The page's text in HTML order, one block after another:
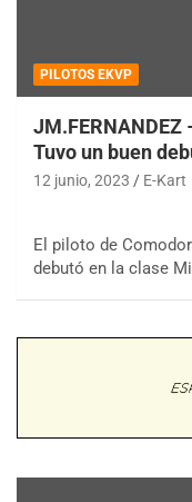
PILOTOS EKVP
JM.FERNANDEZ
Tuvo un buen
12 junio, 2023 E-Kart
El piloto de
debutó en la clase